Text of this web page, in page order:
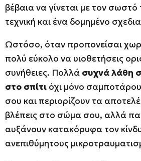
βέβαια να γίνεται με τον
τεχνική και ένα δομημένο
Ωστόσο, όταν προπονείσαι
πολύ εύκολο να υιοθετήσεις
συνήθειες. Πολλά συχνά λάθη
στο σπίτι όχι μόνο
σου και περιορίζουν τα
βλέπεις στο σώμα σου, αλλά
αυξάνουν κατακόρυφα τον
ανεπιθύμητους